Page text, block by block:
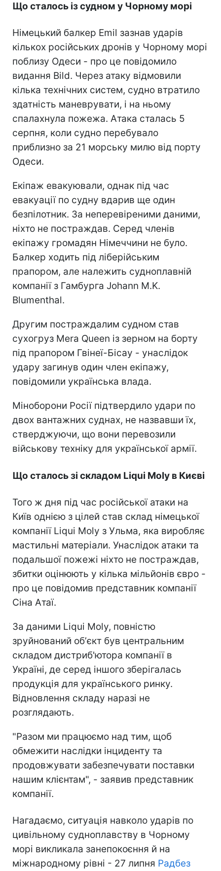
Що сталось із судном у Чорному морі
Німецький балкер Emil зазнав ударів
кількох російських дронів у Чорному морі
поблизу Одеси - про це повідомило
видання Bild. Через атаку відмовили
кілька технічних систем, судно втратило
здатність маневрувати, і на ньому
спалахнула пожежа. Атака сталась 5
серпня, коли судно перебувало
приблизно за 21 морську милю від порту
Одеси.
Екіпаж евакуювали, однак під час
евакуації по судну вдарив ще один
безпілотник. За неперевіреними даними,
ніхто не постраждав. Серед членів
екіпажу громадян Німеччини не було.
Балкер ходить під ліберійським
прапором, але належить судноплавній
компанії з Гамбурга Johann M.K.
Blumenthal.
Другим постраждалим судном став
сухогруз Mera Queen із зерном на борту
під прапором Гвінеї-Бісау - унаслідок
удару загинув один член екіпажу,
повідомили українська влада.
Міноборони Росії підтвердило удари по
двох вантажних суднах, не назвавши їх,
стверджуючи, що вони перевозили
військову техніку для української армії.
Що сталось зі складом Liqui Moly в Києві
Того ж дня під час російської атаки на
Київ однією з цілей став склад німецької
компанії Liqui Moly з Ульма, яка виробляє
мастильні матеріали. Унаслідок атаки та
подальшої пожежі ніхто не постраждав,
збитки оцінюють у кілька мільйонів євро -
про це повідомив представник компанії
Сіна Атаї.
За даними Liqui Moly, повністю
зруйнований обʼєкт був центральним
складом дистриб'ютора компанії в
Україні, де серед іншого зберігалась
продукція для українського ринку.
Відновлення складу наразі не
розглядають.
"Разом ми працюємо над тим, щоб
обмежити наслідки інциденту та
продовжувати забезпечувати поставки
нашим клієнтам", - заявив представник
компанії.
Нагадаємо, ситуація навколо ударів по
цивільному судноплавству в Чорному
морі викликала занепокоєння й на
міжнародному рівні - 27 липня Радбез